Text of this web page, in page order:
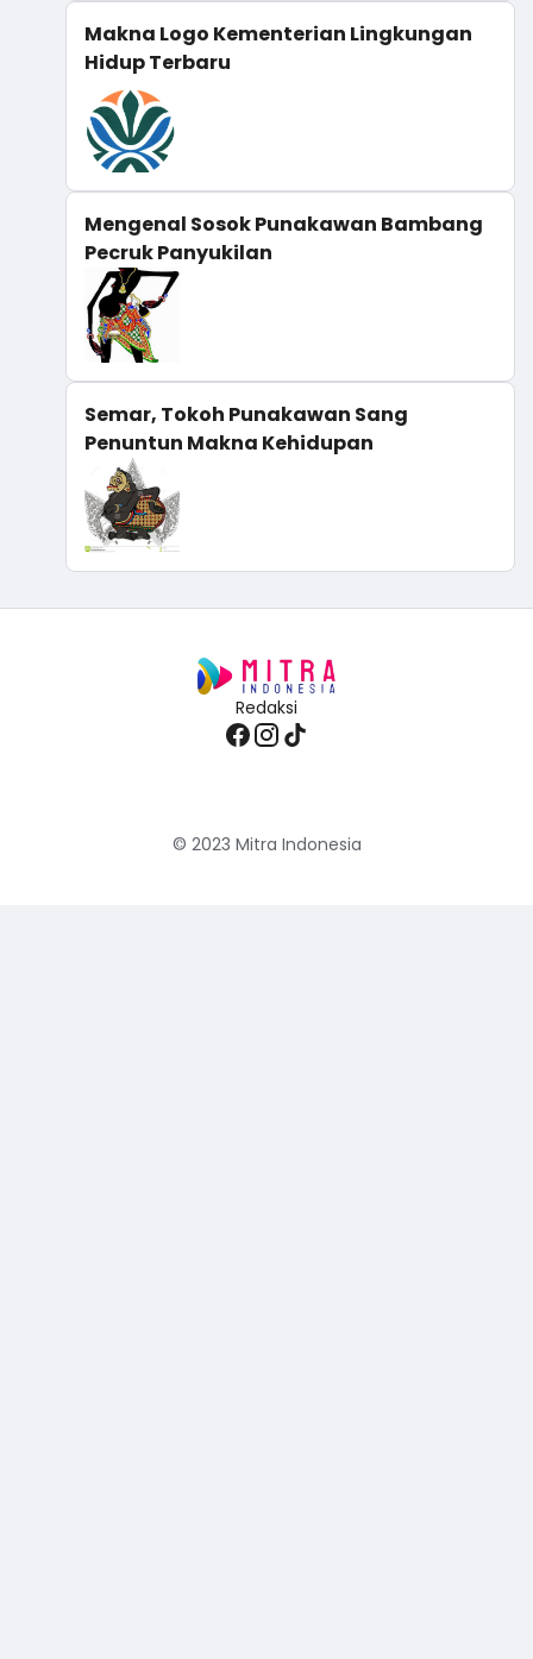
Makna Logo Kementerian Lingkungan
Hidup Terbaru
Mengenal Sosok Punakawan Bambang
Pecruk Panyukilan
Semar, Tokoh Punakawan Sang
Penuntun Makna Kehidupan
Redaksi
© 2023 Mitra Indonesia